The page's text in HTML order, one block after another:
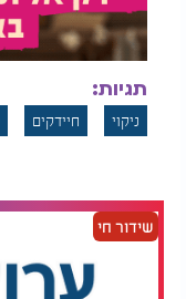
האור בבית הורס
את השינה -
שאתם אפילו לא
את זה
ניקוי צעצועים
ממלאים בקבוק
לבן, מרססים על
ומעבירים על פני
מניחים
תגיות:
ניקוי חיידקים
שידור חי